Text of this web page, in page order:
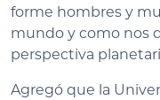
forme hombres y
mundo y como nos
perspectiva
Agregó que la